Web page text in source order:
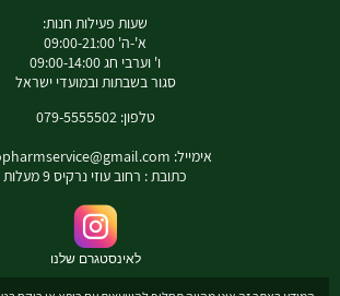
שעות פעילות חנות:
א'-ה' 09:00-21:00
ו' וערבי חג 09:00-14:00
סגור בשבתות ובמועדי ישראל
טלפון: 079-5555502
אימייל:
כתובת : רחוב עוזי נרקיס 9 מעלות
לאינסטגרם שלנו